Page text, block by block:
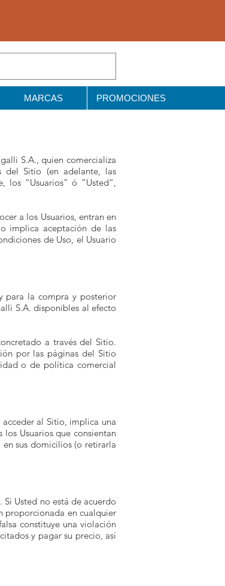
MARCAS PROMOCIONES
S.A., quien comercializa
del Sitio (en adelante, las
los “Usuarios” ó “Usted”,
a los Usuarios, entran en
implica aceptación de las
de Uso, el Usuario
para la compra y posterior
S.A. disponibles al efecto
a través del Sitio.
por las páginas del Sitio
o de política comercial
al Sitio, implica una
Usuarios que consientan
sus domicilios (o retirarla
Usted no está de acuerdo
proporcionada en cualquier
constituye una violación
y pagar su precio, así